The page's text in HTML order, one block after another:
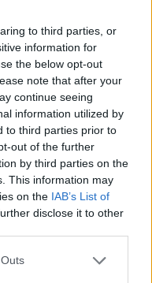
to third parties, or
information for
the below opt-out
note that after your
continue seeing
information utilized by
to third parties prior to
out of the further
by third parties on the
This information may
on the IAB’s List of
disclose it to other
είναι μειοψηφία»